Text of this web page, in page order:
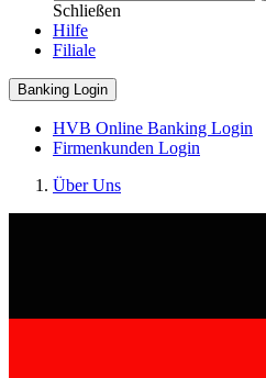
Schließen
Hilfe
Filiale
Banking Login
HVB Online Banking Login
Firmenkunden Login
Über Uns